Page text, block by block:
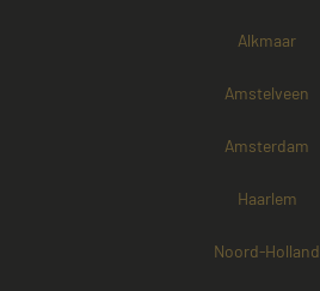
Alkmaar
Amstelveen
Amsterdam
Haarlem
Noord-Holland